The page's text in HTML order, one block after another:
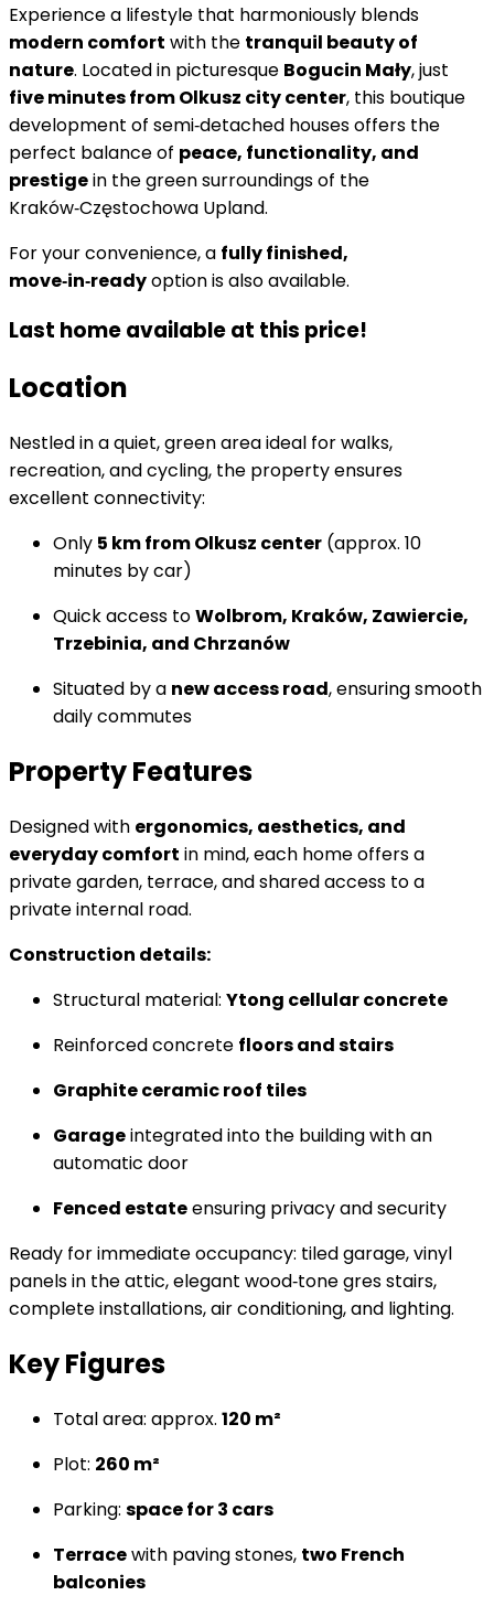
Experience a lifestyle that harmoniously blends
modern comfort with the tranquil beauty of
nature. Located in picturesque Bogucin Mały, just
five minutes from Olkusz city center, this boutique
development of semi‑detached houses offers the
perfect balance of peace, functionality, and
prestigein the green surroundings of the
Kraków‑Częstochowa Upland.
For your convenience, a fully finished,
move‑in‑readyoption is also available.
Last home available at this price!
Location
Nestled in a quiet, green area ideal for walks,
recreation, and cycling, the property ensures
excellent connectivity:
Only 5 km from Olkusz center (approx. 10
minutes by car)
Quick access toWolbrom, Kraków, Zawiercie,
Trzebinia, and Chrzanów
Situated by a new access road, ensuring smooth
daily commutes
Property Features
Designed with ergonomics, aesthetics, and
everyday comfort in mind, each home offers a
private garden, terrace, and shared access to a
private internal road.
Construction details:
Structural material: Ytong cellular concrete
Reinforced concrete floors and stairs
Graphite ceramic roof tiles
Garageintegrated into the building with an
automatic door
Fenced estateensuring privacy and security
Ready for immediate occupancy: tiled garage, vinyl
panels in the attic, elegant wood‑tone gres stairs,
complete installations, air conditioning, and lighting.
Key Figures
Total area: approx. 120 m²
Plot: 260 m²
Parking: space for 3 cars
Terracewith paving stones, two French
balconies